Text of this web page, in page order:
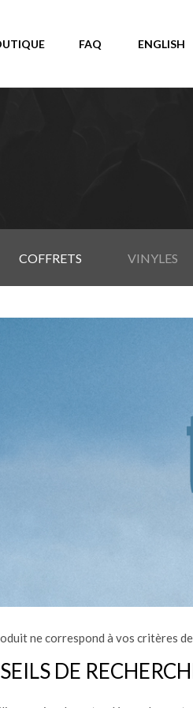
FAQ ENGLISH
COFFRETS VINYLES
ne correspond à vos critères
DE